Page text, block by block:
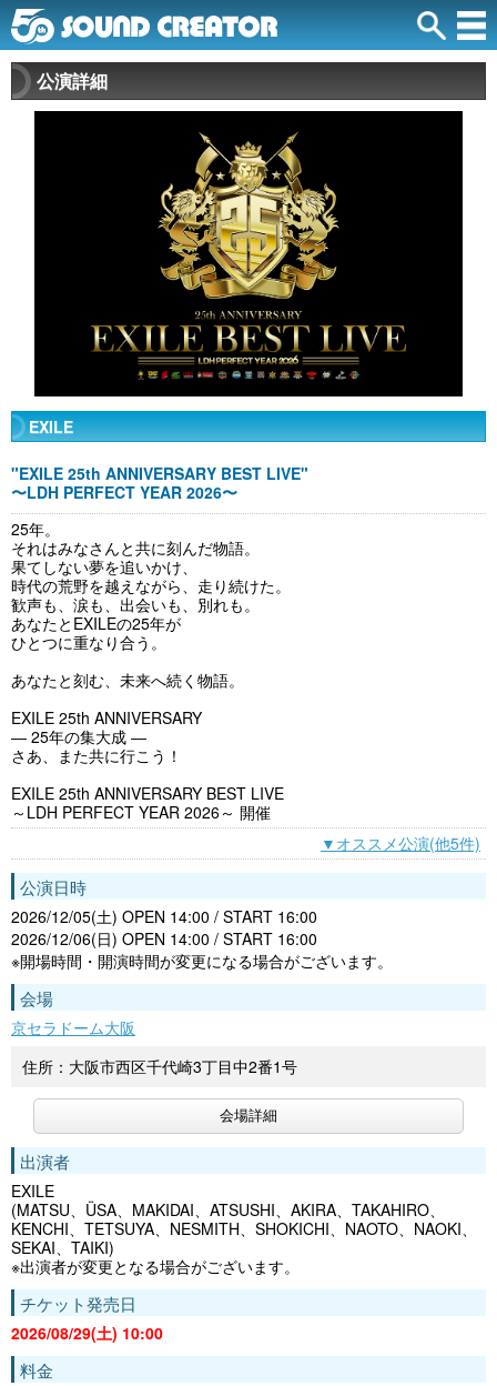
公演詳細
EXILE
"EXILE 25th ANNIVERSARY BEST LIVE"
〜LDH PERFECT YEAR 2026〜
25年。
それはみなさんと共に刻んだ物語。
果てしない夢を追いかけ、
時代の荒野を越えながら、走り続けた。
歓声も、涙も、出会いも、別れも。
あなたとEXILEの25年が
ひとつに重なり合う。
あなたと刻む、未来へ続く物語。
EXILE 25th ANNIVERSARY
― 25年の集大成 ―
さあ、また共に行こう！
EXILE 25th ANNIVERSARY BEST LIVE
～LDH PERFECT YEAR 2026～ 開催
▼オススメ公演(他5件)
公演日時
2026/12/05(土) OPEN 14:00 / START 16:00
2026/12/06(日) OPEN 14:00 / START 16:00
※開場時間・開演時間が変更になる場合がございます。
会場
京セラドーム大阪
住所：大阪市西区千代崎3丁目中2番1号
会場詳細
出演者
EXILE
(MATSU、ÜSA、MAKIDAI、ATSUSHI、AKIRA、TAKAHIRO、
KENCHI、TETSUYA、NESMITH、SHOKICHI、NAOTO、NAOKI、
SEKAI、TAIKI)
※出演者が変更となる場合がございます。
チケット発売日
2026/08/29(土) 10:00
料金